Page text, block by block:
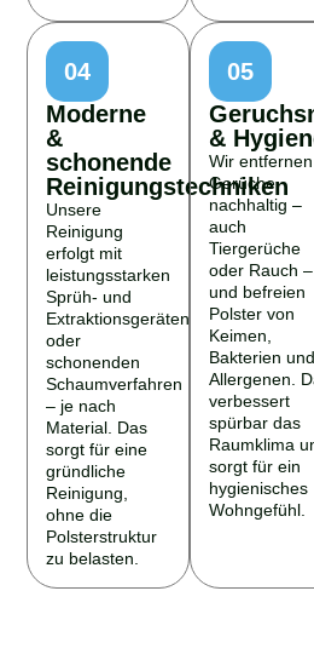
04
Moderne
&
schonende
Reinigungstechniken
Unsere
Reinigung
erfolgt mit
leistungsstarken
Sprüh- und
Extraktionsgeräten
oder
schonenden
Schaumverfahren
– je nach
Material. Das
sorgt für eine
gründliche
Reinigung,
ohne die
Polsterstruktur
zu belasten.
05
&
Wir entfernen
Gerüche
nachhaltig –
auch
Tiergerüche
oder Rauch –
und befreien
Polster von
Keimen,
Bakterien und
Allergenen.
verbessert
spürbar das
Raumklima
sorgt für ein
hygienisches
Wohngefühl.